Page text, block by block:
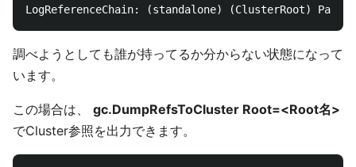
調べようとしても誰が持ってるか分からない状態になって
います。
この場合は、 gc.DumpRefsToCluster Root=<Root名>
でCluster参照を出力できます。